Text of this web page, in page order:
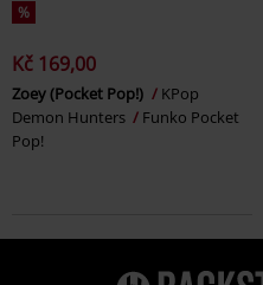
%
Kč 169,00
Zoey (Pocket Pop!)
KPop
Demon Hunters
Funko Pocket
Pop!